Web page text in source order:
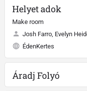
Helyet adok
Make room
Josh Farro, Evelyn
ÉdenKertes
Áradj Folyó